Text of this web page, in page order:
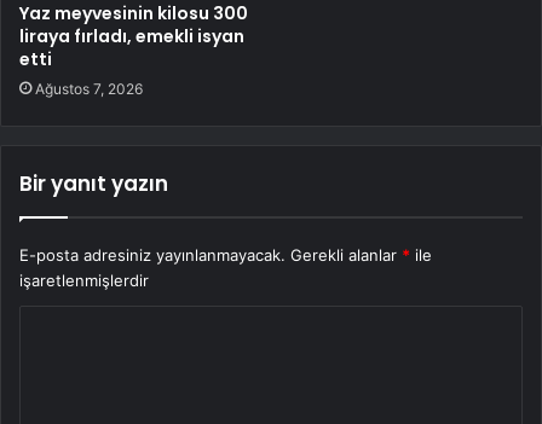
Yaz meyvesinin kilosu 300
liraya fırladı, emekli isyan
etti
Ağustos 7, 2026
Bir yanıt yazın
E-posta adresiniz yayınlanmayacak. Gerekli alanlar * ile
işaretlenmişlerdir